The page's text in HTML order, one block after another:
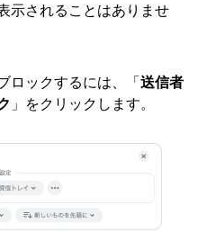
示されることはありませ
ロックするには、「送信者
」をクリックします。